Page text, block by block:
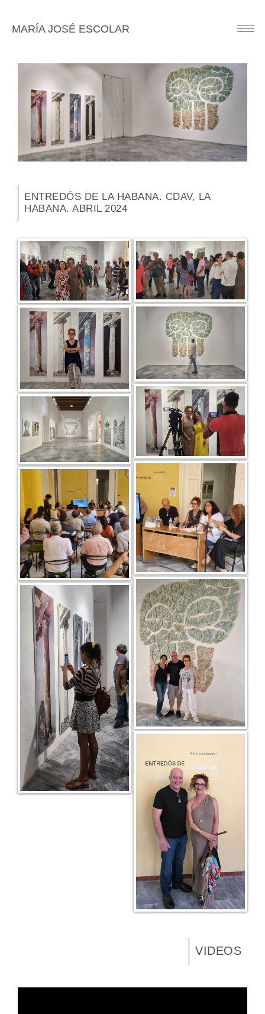
MARÍA JOSÉ ESCOLAR
ENTREDÓS DE LA HABANA. CDAV, LA
HABANA. ABRIL 2024
VIDEOS